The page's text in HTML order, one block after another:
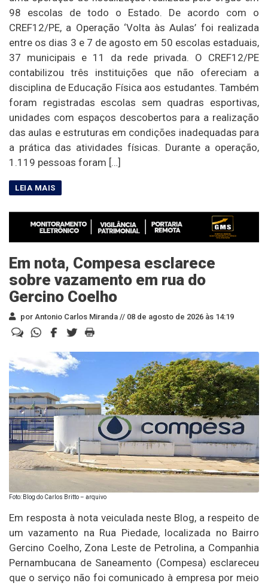
98 escolas de todo o Estado. De acordo com o
CREF12/PE, a Operação ‘Volta às Aulas’ foi realizada
entre os dias 3 e 7 de agosto em 50 escolas estaduais,
37 municipais e 11 da rede privada. O CREF12/PE
contabilizou três instituições que não ofereciam a
disciplina de Educação Física aos estudantes. Também
foram registradas escolas sem quadras esportivas,
unidades com espaços descobertos para a realização
das aulas e estruturas em condições inadequadas para
a prática das atividades físicas. Durante a operação,
1.119 pessoas foram […]
Em nota, Compesa esclarece
sobre vazamento em rua do
Gercino Coelho
por Antonio Carlos Miranda // 08 de agosto de 2026 às 14:19
Foto: Blog do Carlos Britto – arquivo
Em resposta à nota veiculada neste Blog, a respeito de
um vazamento na Rua Piedade, localizada no Bairro
Gercino Coelho, Zona Leste de Petrolina, a Companhia
Pernambucana de Saneamento (Compesa) esclareceu
que o serviço não foi comunicado à empresa por meio